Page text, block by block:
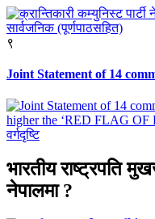
९
Joint Statement of 14
वर्गदृष्टि
भारतीय राष्ट्रपति
नेपालमा ?